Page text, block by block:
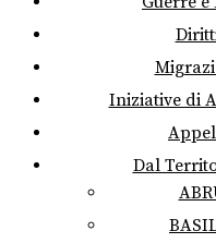
Iniziative di
Dal